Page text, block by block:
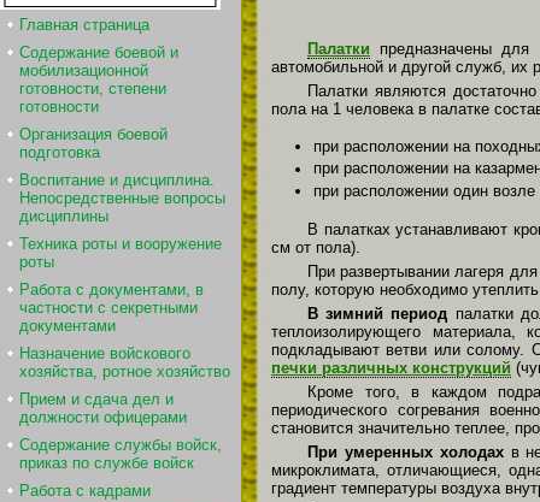
Главная страница
Содержание боевой и
мобилизационной
готовности, степени
готовности
Организация боевой
подготовка
Воспитание и дисциплина.
Непосредственные вопросы
дисциплины
Техника роты и вооружение
роты
Работа с документами, в
частности с секретными
документами
Назначение войскового
хозяйства, ротное хозяйство
Прием и сдача дел и
должности офицерами
Содержание службы войск,
приказ по службе войск
Работа с кадрами
Палатки предна­значены для
автомобильной и другой служб, их
Палатки являются
пола на 1 человека в палатке
при расположении на
при расположении на
при расположении один
В палатках устанавливают
см от пола).
При развертывании лагеря
полу, которую необходимо
В зимний период палатки
теплоизолирующего материала,
подкладывают ветви или солому.
печки различных конструкций
Кроме того, в каждом
периодического согревания
становится значительно теплее,
При умеренных холодах в
микроклимата, отличающиеся,
градиент температуры воздуха